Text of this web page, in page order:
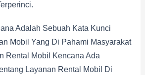
Adalah Sebuah Kata Kunci
Mobil Yang Di Pahami Masyarakat
Rental Mobil Kencana Ada
Layanan Rental Mobil Di